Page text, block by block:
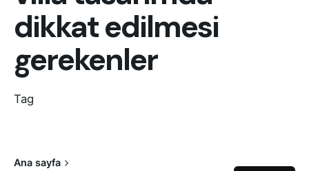
dikkat edilmesi
gerekenler
Tag
Ana sayfa